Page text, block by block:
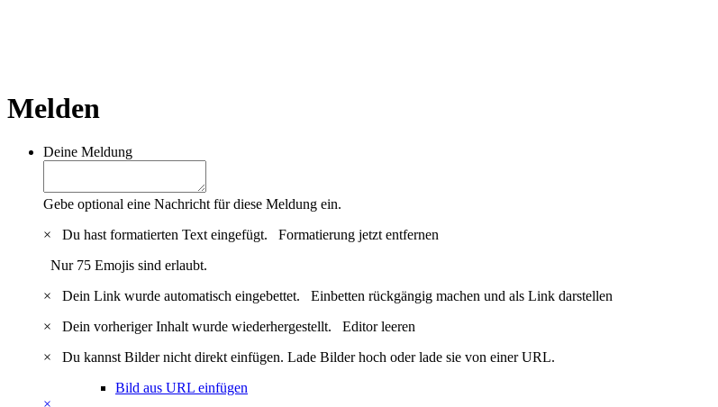
Melden
Deine Meldung
Gebe optional eine Nachricht für diese Meldung ein.
×
Du hast formatierten Text eingefügt. Formatierung jetzt entfernen
Nur 75 Emojis sind erlaubt.
×
Dein Link wurde automatisch eingebettet. Einbetten rückgängig machen und als Link darstellen
×
Dein vorheriger Inhalt wurde wiederhergestellt. Editor leeren
×
Du kannst Bilder nicht direkt einfügen. Lade Bilder hoch oder lade sie von einer URL.
Bild aus URL einfügen